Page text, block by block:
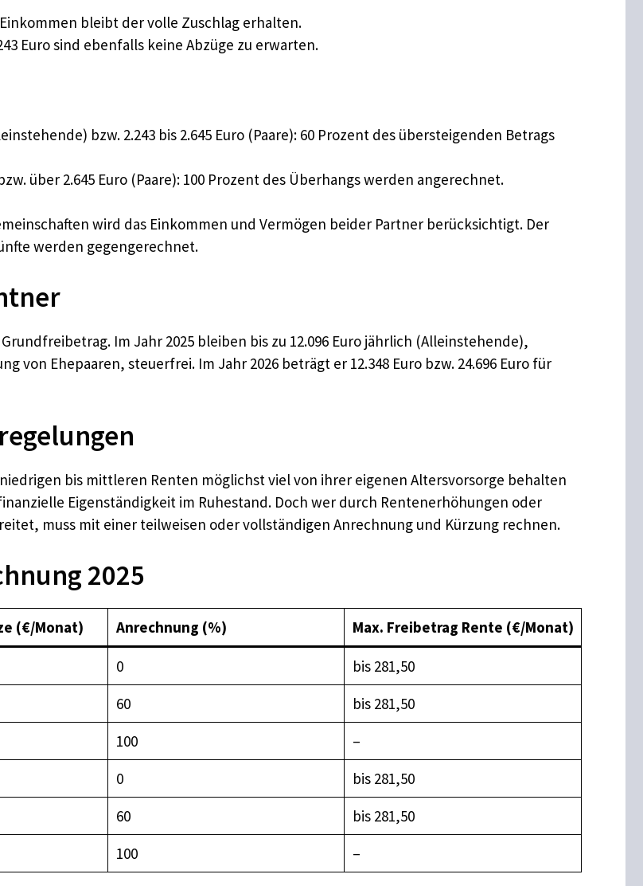
bleibt der volle Zuschlag erhalten.
Euro sind ebenfalls keine Abzüge zu erwarten.
bzw. 2.243 bis 2.645 Euro (Paare): 60 Prozent des übersteigenden Betrags
über 2.645 Euro (Paare): 100 Prozent des Überhangs werden angerechnet.
wird das Einkommen und Vermögen beider Partner berücksichtigt. Der
werden gegengerechnet.
Im Jahr 2025 bleiben bis zu 12.096 Euro jährlich (Alleinstehende),
von Ehepaaren, steuerfrei. Im Jahr 2026 beträgt er 12.348 Euro bzw. 24.696 Euro für
bis mittleren Renten möglichst viel von ihrer eigenen Altersvorsorge behalten
Eigenständigkeit im Ruhestand. Doch wer durch Rentenerhöhungen oder
muss mit einer teilweisen oder vollständigen Anrechnung und Kürzung rechnen.
2025
(€/Monat) Anrechnung (%) Max. Freibetrag Rente (€/Monat)
0
bis 281,50
60
bis 281,50
100
–
0
bis 281,50
60
bis 281,50
100 –